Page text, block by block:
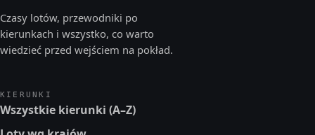
Czasy lotów, przewodniki po
kierunkach i wszystko, co warto
wiedzieć przed wejściem na pokład.
KIERUNKI
Wszystkie kierunki (A–Z)